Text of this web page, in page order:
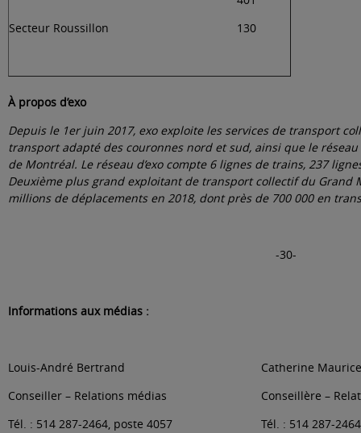
Secteur Roussillon
130
À propos d’exo
Depuis le 1er juin 2017, exo exploite les services de transport
transport adapté des couronnes nord et sud, ainsi que le
de Montréal. Le réseau d’exo compte 6 lignes de trains, 237
Deuxième plus grand exploitant de transport collectif du Grand
millions de déplacements en 2018, dont près de 700 000 en
-30-
Informations aux médias :
Louis-André Bertrand
Conseiller – Relations médias
Tél. : 514 287-2464, poste 4057
Catherine Maurice
Conseillère –
Tél. : 514 287-